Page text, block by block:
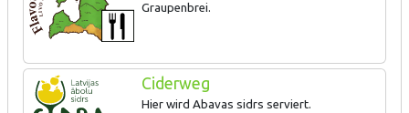
Graupenbrei.
Ciderweg
Hier wird Abavas sidrs serviert.